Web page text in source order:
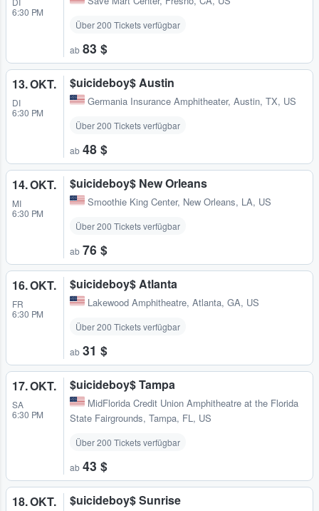
6:30 PM
Über 200 Tickets verfügbar
ab 83 $
13. OKT.
DI
6:30 PM
$uicideboy$ Austin
Germania Insurance Amphitheater, Austin, TX, US
Über 200 Tickets verfügbar
ab 48 $
14. OKT.
MI
6:30 PM
$uicideboy$ New Orleans
Smoothie King Center, New Orleans, LA, US
Über 200 Tickets verfügbar
ab 76 $
16. OKT.
FR
6:30 PM
$uicideboy$ Atlanta
Lakewood Amphitheatre, Atlanta, GA, US
Über 200 Tickets verfügbar
ab 31 $
17. OKT.
SA
6:30 PM
$uicideboy$ Tampa
MidFlorida Credit Union Amphitheatre at the Florida
State Fairgrounds, Tampa, FL, US
Über 200 Tickets verfügbar
ab 43 $
18. OKT. $uicideboy$ Sunrise